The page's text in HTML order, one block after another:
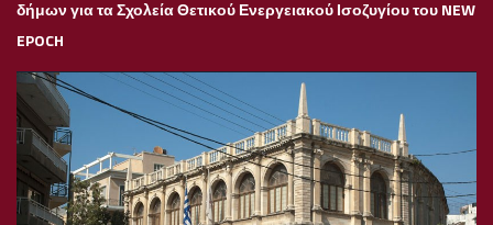
δήμων για τα Σχολεία Θετικού Ενεργειακού Ισοζυγίου του NEW
EPOCH